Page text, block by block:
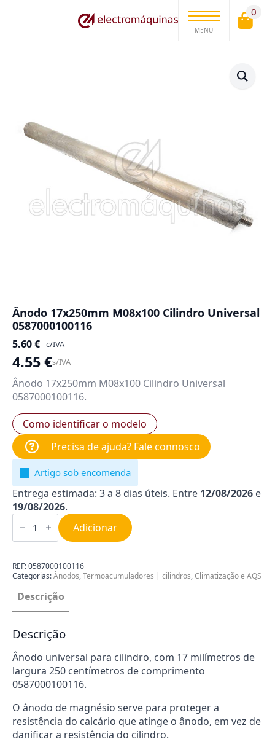
MENU
0
Ânodo 17x250mm M08x100 Cilindro Universal
0587000100116
5.60€ c/IVA
4.55€s/IVA
Ânodo 17x250mm M08x100 Cilindro Universal
0587000100116.
Como identificar o modelo
Precisa de ajuda? Fale connosco
Artigo sob encomenda
Entrega estimada: 3 a 8 dias úteis. Entre 12/08/2026 e
19/08/2026.
Quantidade
de
17x250mm
Cilindro
Universal
0587000100116
Adicionar
REF:0587000100116
Categorias:Ânodos,Termoacumuladores | cilindros,Climatização e AQS
Descrição
Descrição
Ânodo universal para cilindro, com 17 milímetros de
largura 250 centímetros de comprimento
0587000100116.
O ânodo de magnésio serve para proteger a
resistência do calcário que atinge o ânodo, em vez de
danificar a resistência do cilindro.